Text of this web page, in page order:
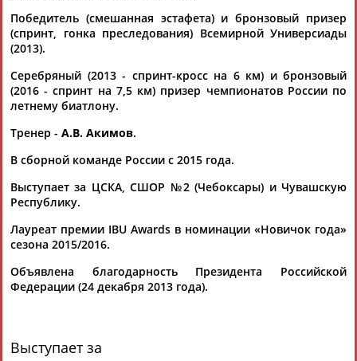
ЦЕЛИ ПРОЕКТА КОНТАКТЫ НАШИ КНОПКИ РЕКЛАМА
Вопросы сотрудничества и совместной деятельности
© Стадион, 1998-2026
Адресов в новостной рассылке: 996
Подпишись
Победитель (смешанная эстафета) и бронзовый призер
(спринт, гонка преследования) Всемирной Универсиады
(2013).
Серебряный (2013 - спринт-кросс на 6 км) и бронзовый
(2016 - спринт на 7,5 км) призер чемпионатов России по
летнему биатлону.
Тренер - А.В. Акимов.
В сборной команде России с 2015 года.
Выступает за ЦСКА, СШОР №2 (Чебоксары) и Чувашскую
Республику.
Лауреат премии IBU Awards в номинации «Новичок года»
сезона 2015/2016.
Объявлена благодарность Президента Российской
Федерации (24 декабря 2013 года).
Выступает за